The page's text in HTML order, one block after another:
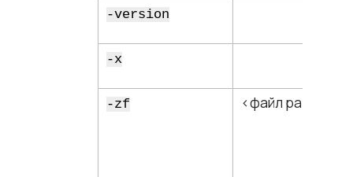
-version
-x
-zf <​файл